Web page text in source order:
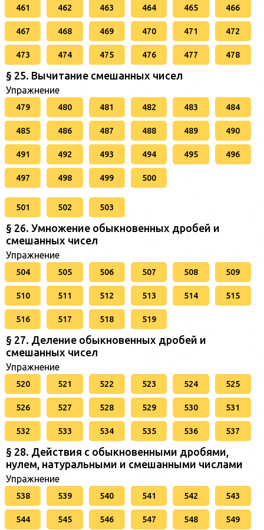
461 462 463 464 465 466
467 468 469 470 471 472
473 474 475 476 477 478
§ 25. Вычитание смешанных чисел
Упражнение
479 480 481 482 483 484
485 486 487 488 489 490
491 492 493 494 495 496
497 498 499 500
501 502 503
§ 26. Умножение обыкновенных дробей и
смешанных чисел
Упражнение
504 505 506 507 508 509
510 511 512 513 514 515
516 517 518 519
§ 27. Деление обыкновенных дробей и
смешанных чисел
Упражнение
520 521 522 523 524 525
526 527 528 529 530 531
532 533 534 535 536 537
§ 28. Действия с обыкновенными дробями,
нулем, натуральными и смешанными числами
Упражнение
538 539 540 541 542 543
544 545 546 547 548 549